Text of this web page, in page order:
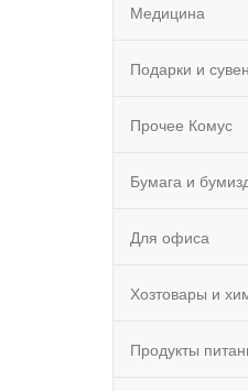
Медицина
Подарки и
Прочее Комус
Бумага и
Для офиса
Хозтовары и
Продукты